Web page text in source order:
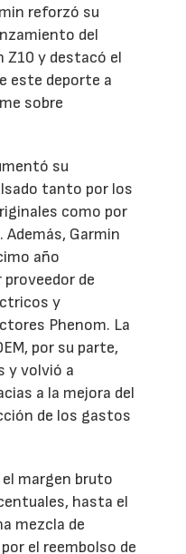
reforzó su
del
Z10 y destacó el
este deporte a
sobre
su
tanto por los
como por
Además, Garmin
año
de
y
Phenom. La
por su parte,
y volvió a
a la mejora del
de los gastos
margen bruto
hasta el
mezcla de
el reembolso de